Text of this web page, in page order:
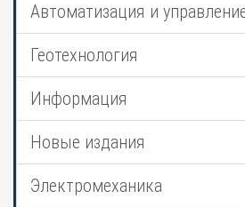
Автоматизация и
Геотехнология
Информация
Новые издания
Электромеханика